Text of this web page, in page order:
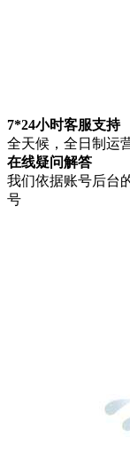
7*24小时客服支持
全天候，全日制运
在线疑问解答
我们依据账号后台
号